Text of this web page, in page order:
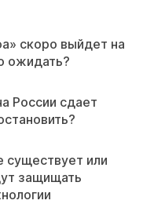
скоро выйдет на
ожидать?
России сдает
или
защищать